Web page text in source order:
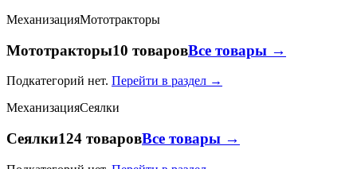
МеханизацияМототракторы
Мототракторы10 товаровВсе товары →
Подкатегорий нет. Перейти в раздел →
МеханизацияСеялки
Сеялки124 товаровВсе товары →